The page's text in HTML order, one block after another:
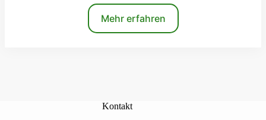
Mehr erfahren
Kontakt